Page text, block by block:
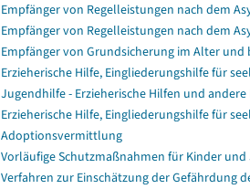
Empfänger von Regelleistungen nach dem
Empfänger von Regelleistungen nach dem
Empfänger von Grundsicherung im Alter
Erzieherische Hilfe, Eingliederungshilfe für
Jugendhilfe - Erzieherische Hilfen und
Erzieherische Hilfe, Eingliederungshilfe für
Adoptionsvermittlung
Vorläufige Schutzmaßnahmen für Kinder
Verfahren zur Einschätzung der Gefährdung